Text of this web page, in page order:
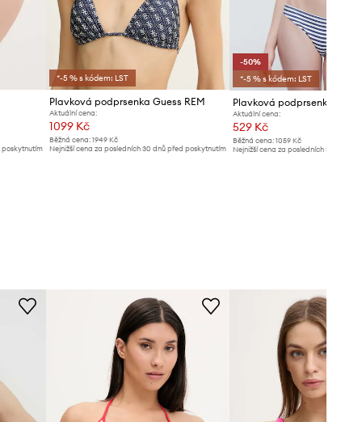
poskytnutím
*-5 % s kódem: LST
Plavková podprsenka Guess REM
Aktuální cena:
1099 Kč
Běžná cena:1949 Kč
Nejnižší cena za posledních 30 dnů před poskytnutím
-50%
*-5 % s kódem: LST
Aktuální cena:
529 Kč
Běžná cena: 1059 Kč
Nejnižší cena za posledních 30 dnů